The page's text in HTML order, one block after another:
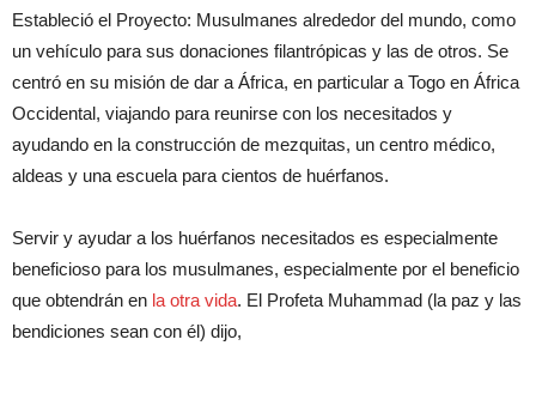
Estableció el Proyecto: Musulmanes alrededor del mundo, como
un vehículo para sus donaciones filantrópicas y las de otros. Se
centró en su misión de dar a África, en particular a Togo en África
Occidental, viajando para reunirse con los necesitados y
ayudando en la construcción de mezquitas, un centro médico,
aldeas y una escuela para cientos de huérfanos.
Servir y ayudar a los huérfanos necesitados es especialmente
beneficioso para los musulmanes, especialmente por el beneficio
que obtendrán en la otra vida. El Profeta Muhammad (la paz y las
bendiciones sean con él) dijo,